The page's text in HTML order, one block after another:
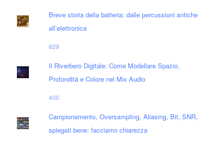
Breve storia della batteria: dalle percussioni antiche
all’elettronica
629
Il Riverbero Digitale: Come Modellare Spazio,
Profondità e Colore nel Mix Audio
400
Campionamento, Oversampling, Aliasing, Bit, SNR,
spiegati bene: facciamo chiarezza